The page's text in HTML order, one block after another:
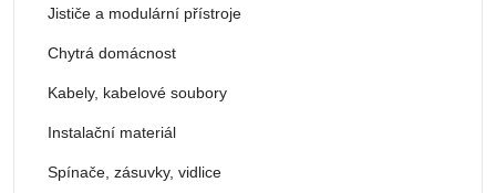
Jističe a modulární přístroje
Chytrá domácnost
Kabely, kabelové soubory
Instalační materiál
Spínače, zásuvky, vidlice